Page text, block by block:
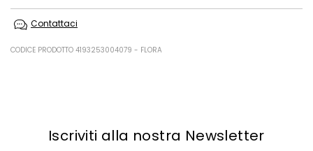
macchina; asciugare in piano in ombra; ferro tiepido max 110 gradi c;
Contattaci
CODICE PRODOTTO 4193253004079 - FLORA
Iscriviti alla nostra Newsletter